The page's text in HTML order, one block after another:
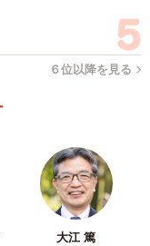
3/5
を避けるため、映画館
６位以降を見る
大江 篤